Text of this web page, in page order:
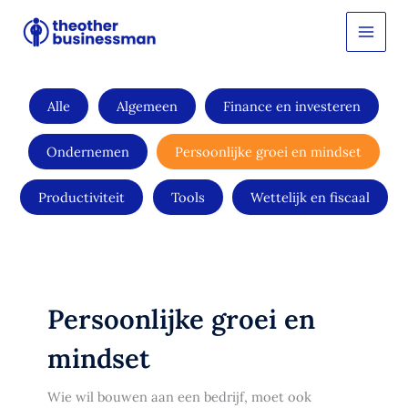
naarposts
Alle Algemeen Finance en investeren
Ondernemen Persoonlijke groei en mindset
Productiviteit Tools Wettelijk en fiscaal
Persoonlijke groei en
mindset
Wie wil bouwen aan een bedrijf, moet ook